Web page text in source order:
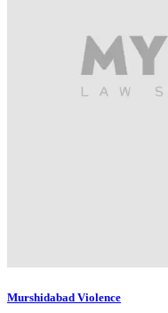
Murshidabad Violence